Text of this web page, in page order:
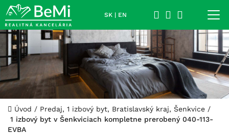
SK | EN
Úvod / Predaj, 1 izbový byt, Bratislavský kraj, Šenkvice /
1 izbový byt v Šenkviciach kompletne prerobený 040-113-
EVBA